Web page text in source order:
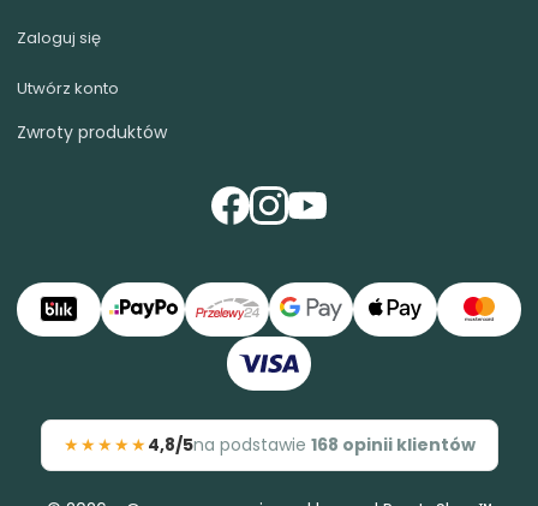
Zaloguj się
Utwórz konto
Zwroty produktów
★★★★★4,8/5na podstawie 168 opinii klientów